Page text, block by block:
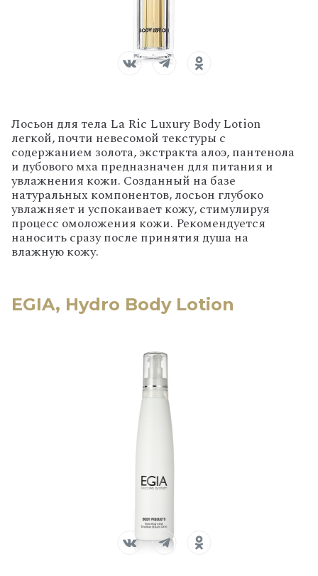
Лосьон для тела La Ric Luxury Body Lotion
легкой, почти невесомой текстуры с
содержанием золота, экстракта алоэ, пантенола
и дубового мха предназначен для питания и
увлажнения кожи. Созданный на базе
натуральных компонентов, лосьон глубоко
увлажняет и успокаивает кожу, стимулируя
процесс омоложения кожи. Рекомендуется
наносить сразу после принятия душа на
влажную кожу.
EGIA, Hydro Body Lotion